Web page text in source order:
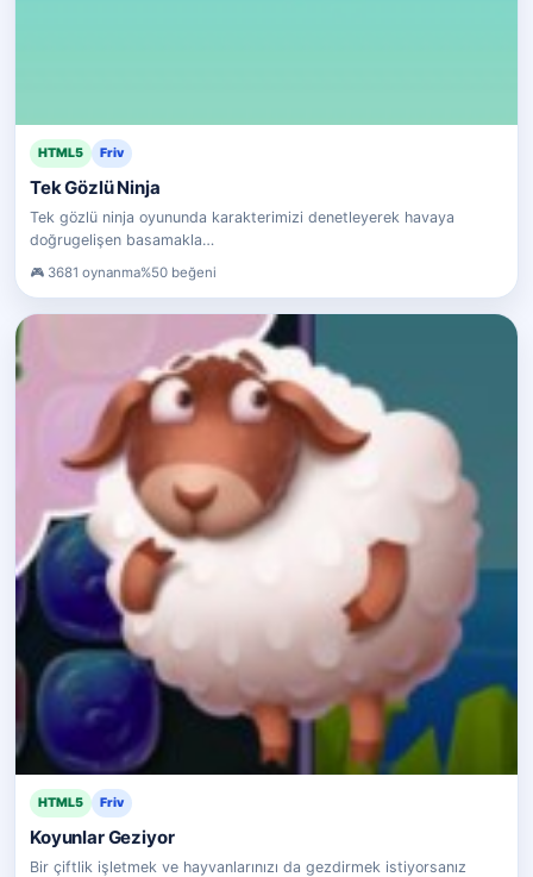
HTML5 Friv
Tek Gözlü Ninja
Tek gözlü ninja oyununda karakterimizi denetleyerek havaya
doğrugelişen basamakla…
3681 oynanma%50 beğeni
HTML5 Friv
Koyunlar Geziyor
Bir çiftlik işletmek ve hayvanlarınızı da gezdirmek istiyorsanız